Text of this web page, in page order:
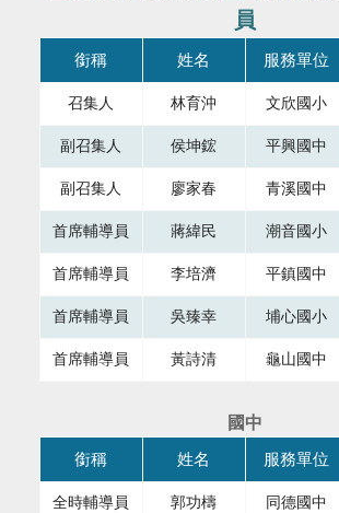
員
本表格為組織成員，共有四個直欄，第
銜稱 姓名 服務單位
召集人 林育沖 文欣國小
副召集人 侯坤鋐 平興國中
副召集人 廖家春 青溪國中
首席輔導員 蔣緯民 潮音國小
首席輔導員 李培濟 平鎮國中
首席輔導員 吳臻幸 埔心國小
首席輔導員 黃詩清 龜山國中
國中
本表格為組織成員，共有四個直欄，第
銜稱 姓名 服務單位
全時輔導員 郭功檮 同德國中